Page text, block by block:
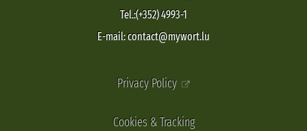
Tel.:(+352) 4993-1
E-mail: contact@mywort.lu
Privacy Policy
Cookies & Tracking